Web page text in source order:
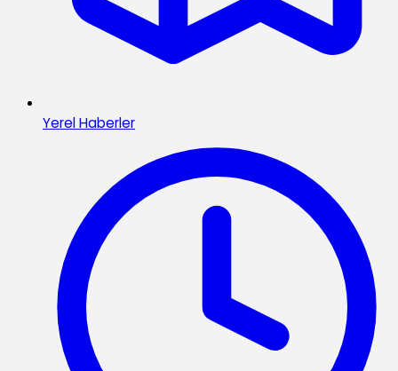
Yerel Haberler